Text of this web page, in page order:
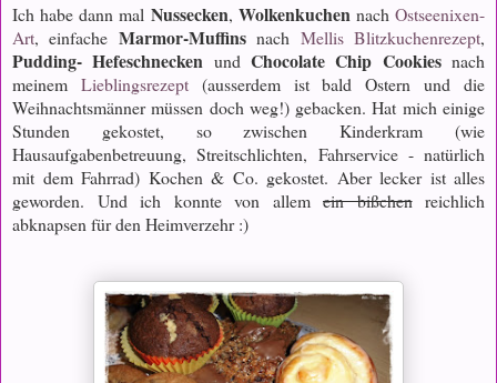
Ich habe dann mal Nussecken, Wolkenkuchen nachOstseenixen-
Art, einfache Marmor-Muffinsnach Mellis Blitzkuchenrezept,
Pudding- Hefeschnecken undChocolate Chip Cookiesnach
meinem Lieblingsrezept(ausserdem ist bald Ostern und die
Weihnachtsmänner müssen doch weg!) gebacken. Hat mich einige
Stunden gekostet, so zwischen Kinderkram (wie
Hausaufgabenbetreuung, Streitschlichten, Fahrservice - natürlich
mit dem Fahrrad) Kochen & Co. gekostet. Aber lecker ist alles
geworden. Und ich konnte von allem ein bißchenreichlich
abknapsen für den Heimverzehr :)